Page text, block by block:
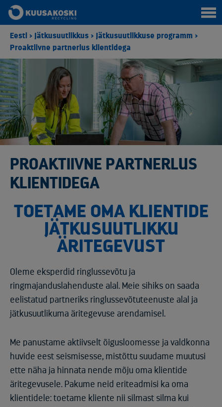
Eesti > Jätkusuutlikkus > Jätkusuutlikkuse programm >
Proaktiivne partnerlus klientidega
PROAKTIIVNE PARTNERLUS
KLIENTIDEGA
TOETAME OMA KLIENTIDE
JÄTKUSUUTLIKKU
ÄRITEGEVUST
Oleme eksperdid ringlussevõtu ja
ringmajanduslahenduste alal. Meie sihiks on saada
eelistatud partneriks ringlussevõtuteenuste alal ja
jätkusuutlikuma äritegevuse arendamisel.
Me panustame aktiivselt õigusloomesse ja valdkonna
huvide eest seismisesse, mistõttu suudame muutusi
ette näha ja hinnata nende mõju oma klientide
äritegevusele. Pakume neid eriteadmisi ka oma
klientidele: toetame kliente nii silmast silma kui